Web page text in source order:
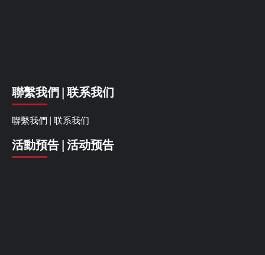
聯繫我們 | 联系我们
聯繫我們 | 联系我们
活動預告 | 活动预告